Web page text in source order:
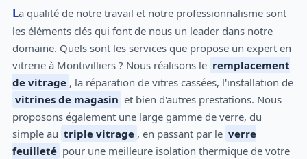
La qualité de notre travail et notre professionnalisme sont
les éléments clés qui font de nous un leader dans notre
domaine. Quels sont les services que propose un expert en
vitrerie à Montivilliers ? Nous réalisons le remplacement
de vitrage , la réparation de vitres cassées, l'installation de
vitrines de magasin et bien d'autres prestations. Nous
proposons également une large gamme de verre, du
simple au triple vitrage , en passant par le verre
feuilleté pour une meilleure isolation thermique de votre